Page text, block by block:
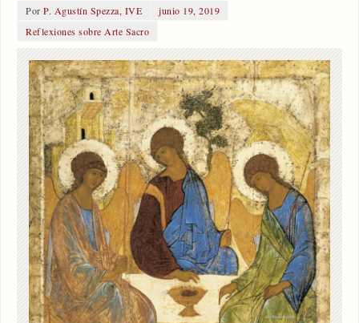
PorP. Agustín Spezza, IVE
junio 19, 2019
Reflexiones sobre Arte Sacro